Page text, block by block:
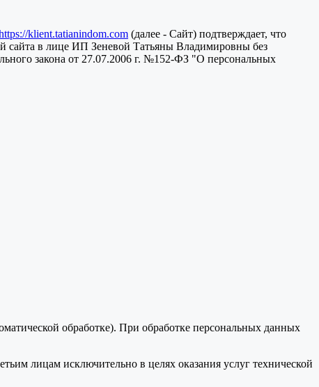
klient.tatianindom.com (далее - Сайт) подтверждает, что
сайта в лице ИП Зеневой Татьяны Владимировны без
закона от 27.07.2006 г. №152-ФЗ "О персональных
обработке). При обработке персональных данных
лицам исключительно в целях оказания услуг технической